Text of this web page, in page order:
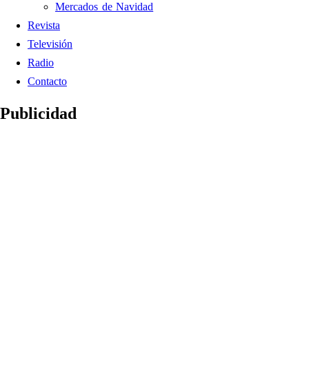
Mercados de Navidad
Revista
Televisión
Radio
Contacto
Publicidad